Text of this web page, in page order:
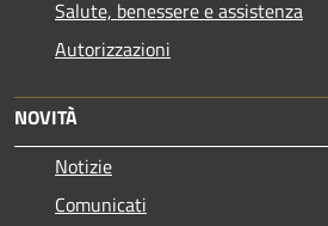
Salute, benessere e assistenza
Autorizzazioni
NOVITÀ
Notizie
Comunicati